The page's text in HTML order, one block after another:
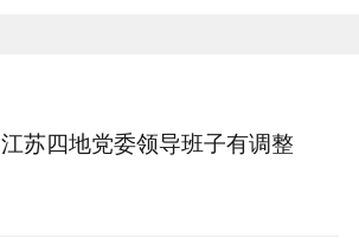
江苏四地党委领导班子有调整